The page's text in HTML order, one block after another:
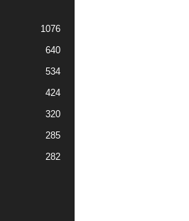
1076
640
534
424
320
285
282